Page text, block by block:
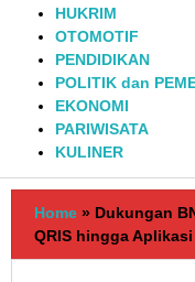
HUKRIM
OTOMOTIF
PENDIDIKAN
POLITIK dan
EKONOMI
PARIWISATA
KULINER
Home » Dukungan
QRIS hingga